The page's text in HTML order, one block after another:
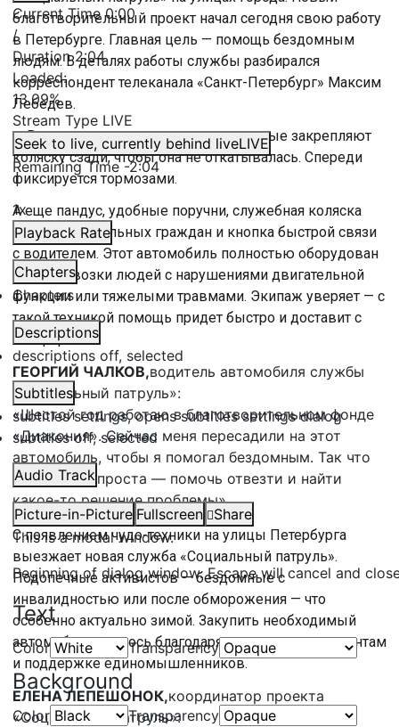
Current Time0:00
/
Duration2:04
Loaded:
13.09%
Stream Type LIVE
Seek to live, currently behind liveLIVE
Remaining Time-2:04
1x
Playback Rate
Chapters
Chapters
Descriptions
descriptions off, selected
Subtitles
subtitles settings, opens subtitles settings dialog
subtitles off, selected
Audio Track
Picture-in-Picture Fullscreen
Share
This is a modal window.
Beginning of dialog window. Escape will cancel and
Text
Color Transparency
Background
Color Transparency
благотворительный проект начал сегодня свою работу
в Петербурге. Главная цель — помощь бездомным
людям. В деталях работы службы разбирался
корреспондент телеканала «Санкт-Петербург» Максим
Лебедев.
— Вот есть специальные ремни, которые закрепляют
коляску сзади, чтобы она не откатывалась. Спереди
фиксируется тормозами.
А еще пандус, удобные поручни, служебная коляска
для маломобильных граждан и кнопка быстрой связи
с водителем. Этот автомобиль полностью оборудован
для перевозки людей с нарушениями двигательной
функции или тяжелыми травмами. Экипаж уверяет — с
такой техникой помощь придет быстро и доставит с
комфортом.
ГЕОРГИЙ ЧАЛКОВ,водитель автомобиля службы
«Социальный патруль»:
«Шестой год работаю в благотворительном фонде
«Диакония». Сейчас меня пересадили на этот
автомобиль, чтобы я помогал бездомным. Так что
моя задача проста — помочь отвезти и найти
какое-то решение проблемы».
С появлением чудо-техники на улицы Петербурга
выезжает новая служба «Социальный патруль».
Подопечные активистов — бездомные с
инвалидностью или после обморожения — что
особенно актуально зимой. Закупить необходимый
автомобиль удалось благодаря президентским грантам
и поддержке единомышленников.
ЕЛЕНА ЛЕПЕШОНОК,координатор проекта
«Социальный патруль»: